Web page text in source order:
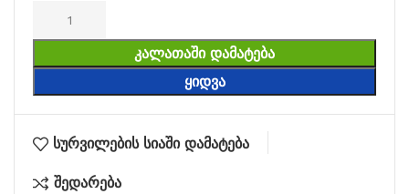
ᲙᲐᲚᲐᲗᲐᲨᲘ ᲓᲐᲛᲐᲢᲔᲑᲐ
ᲧᲘᲓᲕᲐ
სურვილების სიაში დამატება
შედარება